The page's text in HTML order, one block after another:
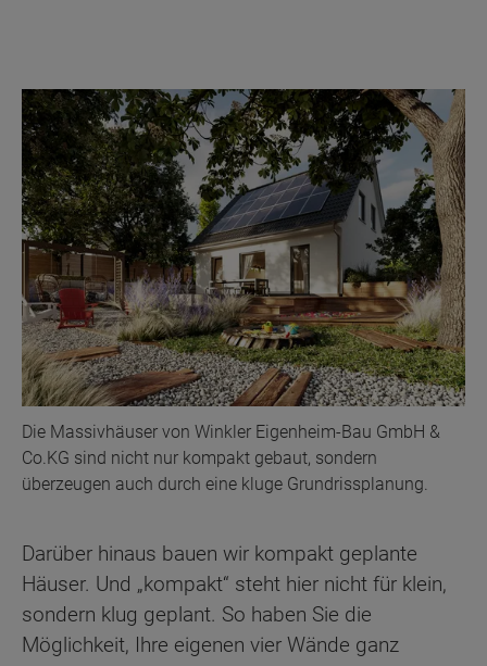
Die Massivhäuser von Winkler Eigenheim-Bau GmbH &
Co.KG sind nicht nur kompakt gebaut, sondern
überzeugen auch durch eine kluge Grundrissplanung.
Darüber hinaus bauen wir kompakt geplante
Häuser. Und „kompakt“ steht hier nicht für klein,
sondern klug geplant. So haben Sie die
Möglichkeit, Ihre eigenen vier Wände ganz